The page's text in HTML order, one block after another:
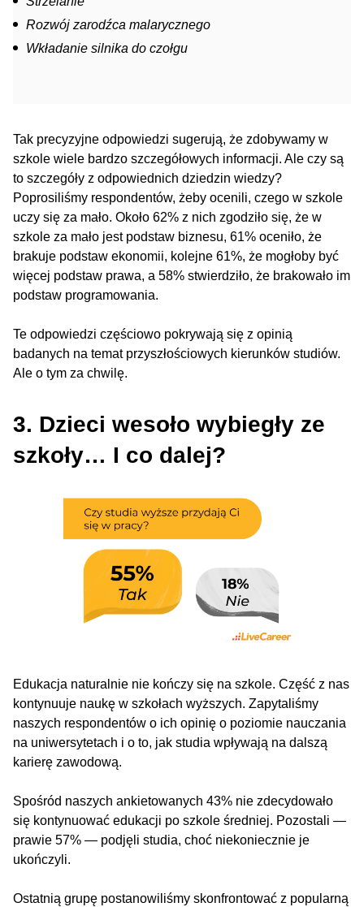
Rozwój zarodźca malarycznego
Wkładanie silnika do czołgu
Tak precyzyjne odpowiedzi sugerują, że zdobywamy w
szkole wiele bardzo szczegółowych informacji. Ale czy są
to szczegóły z odpowiednich dziedzin wiedzy?
Poprosiliśmy respondentów, żeby ocenili, czego w szkole
uczy się za mało. Około 62% z nich zgodziło się, że w
szkole za mało jest podstaw biznesu, 61% oceniło, że
brakuje podstaw ekonomii, kolejne 61%, że mogłoby być
więcej podstaw prawa, a 58% stwierdziło, że brakowało im
podstaw programowania.
Te odpowiedzi częściowo pokrywają się z opinią
badanych na temat przyszłościowych kierunków studiów.
Ale o tym za chwilę.
3. Dzieci wesoło wybiegły ze
szkoły… I co dalej?
Edukacja naturalnie nie kończy się na szkole. Część z nas
kontynuuje naukę w szkołach wyższych. Zapytaliśmy
naszych respondentów o ich opinię o poziomie nauczania
na uniwersytetach i o to, jak studia wpływają na dalszą
karierę zawodową.
Spośród naszych ankietowanych 43% nie zdecydowało
się kontynuować edukacji po szkole średniej. Pozostali —
prawie 57% — podjęli studia, choć niekoniecznie je
ukończyli.
Ostatnią grupę postanowiliśmy skonfrontować z popularną